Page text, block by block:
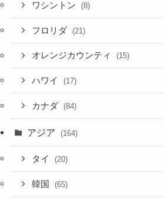
ワシントン (8)
フロリダ (21)
オレンジカウンティ (15)
ハワイ (17)
カナダ (84)
アジア (164)
タイ (20)
韓国 (65)